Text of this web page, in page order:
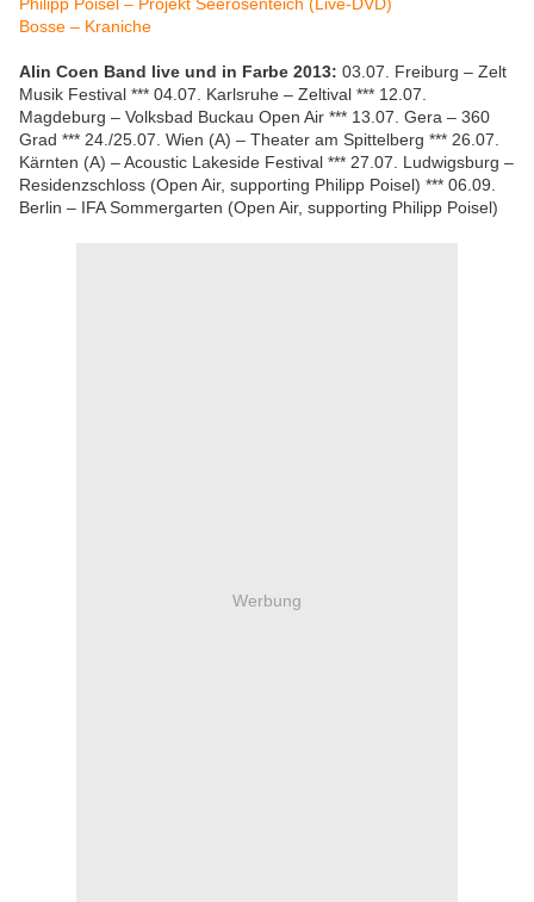
Bosse – Kraniche
Alin Coen Band live und in Farbe 2013: 03.07. Freiburg – Zelt
Musik Festival *** 04.07. Karlsruhe – Zeltival *** 12.07.
Magdeburg – Volksbad Buckau Open Air *** 13.07. Gera – 360
Grad *** 24./25.07. Wien (A) – Theater am Spittelberg *** 26.07.
Kärnten (A) – Acoustic Lakeside Festival *** 27.07. Ludwigsburg –
Residenzschloss (Open Air, supporting Philipp Poisel) *** 06.09.
Berlin – IFA Sommergarten (Open Air, supporting Philipp Poisel)
Werbung